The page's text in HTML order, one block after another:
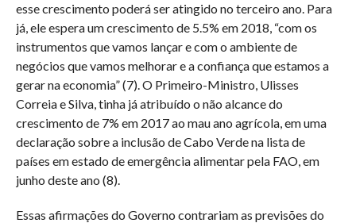
esse crescimento poderá ser atingido no terceiro ano. Para
já, ele espera um crescimento de 5.5% em 2018, “com os
instrumentos que vamos lançar e com o ambiente de
negócios que vamos melhorar e a confiança que estamos a
gerar na economia” (7). O Primeiro-Ministro, Ulisses
Correia e Silva, tinha já atribuído o não alcance do
crescimento de 7% em 2017 ao mau ano agrícola, em uma
declaração sobre a inclusão de Cabo Verde na lista de
países em estado de emergência alimentar pela FAO, em
junho deste ano (8).
Essas afirmações do Governo contrariam as previsões do